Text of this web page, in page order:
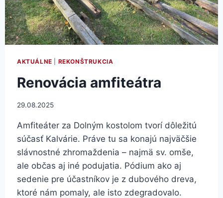
AKTUÁLNE REKONŠTRUKCIA
Renovácia amfiteátra
29.08.2025
Amfiteáter za Dolným kostolom tvorí dôležitú
súčasť Kalvárie. Práve tu sa konajú najväčšie
slávnostné zhromaždenia – najmä sv. omše,
ale občas aj iné podujatia. Pódium ako aj
sedenie pre účastníkov je z dubového dreva,
ktoré nám pomaly, ale isto zdegradovalo.